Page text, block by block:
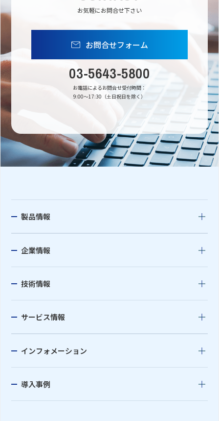
お気軽にお問合せ下さい
お問合せフォーム
03-5643-5800
お電話によるお問合せ受付時間：
9:00〜17:30（土日祝日を除く）
製品情報
企業情報
技術情報
サービス情報
インフォメーション
導入事例